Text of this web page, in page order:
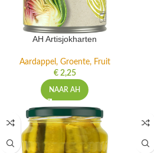
AH Artisjokharten
Aardappel, Groente, Fruit
€2,25
NAAR AH